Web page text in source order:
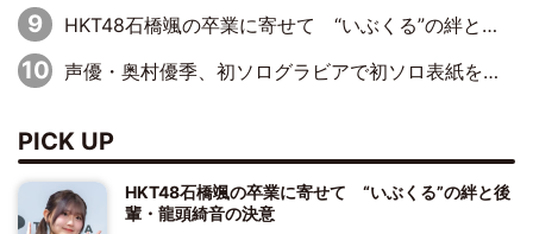
HKT48石橋颯の卒業に寄せて “いぶくる”の絆と後輩・龍頭綺音の決意
声優・奥村優季、初ソログラビアで初ソロ表紙を飾る！ 初めて見せる表情や、声優を志したきっかけなどを語った必読のインタビューを掲載
PICK UP
HKT48石橋颯の卒業に寄せて “いぶくる”の絆と後
輩・龍頭綺音の決意